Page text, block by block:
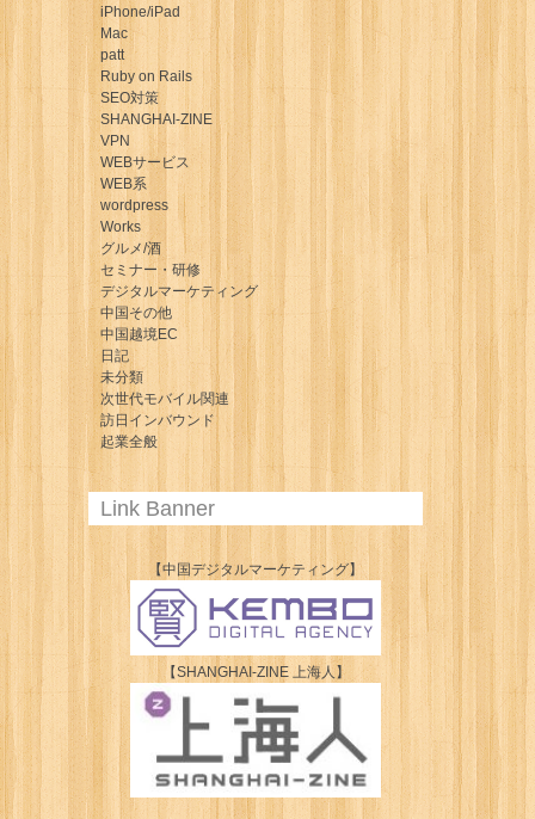
iPhone/iPad
Mac
patt
Ruby on Rails
SEO対策
SHANGHAI-ZINE
VPN
WEBサービス
WEB系
wordpress
Works
グルメ/酒
セミナー・研修
デジタルマーケティング
中国その他
中国越境EC
日記
未分類
次世代モバイル関連
訪日インバウンド
起業全般
Link Banner
【中国デジタルマーケティング】
【SHANGHAI-ZINE 上海人】